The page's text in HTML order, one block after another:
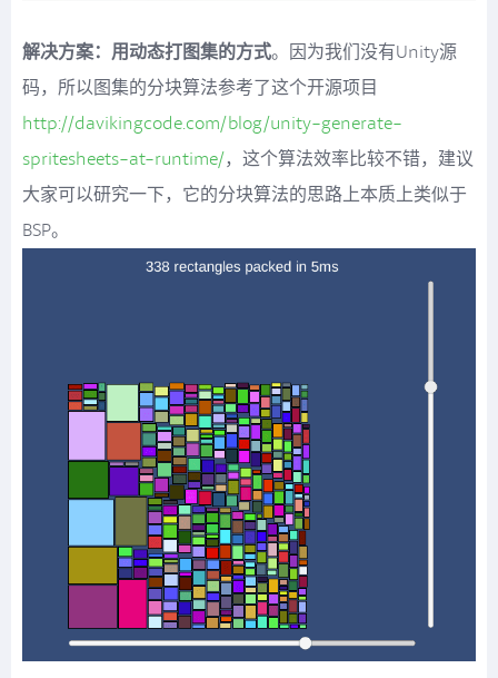
解决方案：用动态打图集的方式。因为我们没有Unity源
码，所以图集的分块算法参考了这个开源项目
http://davikingcode.com/blog/unity-generate-
spritesheets-at-runtime/，这个算法效率比较不错，建议
大家可以研究一下，它的分块算法的思路上本质上类似于
BSP。